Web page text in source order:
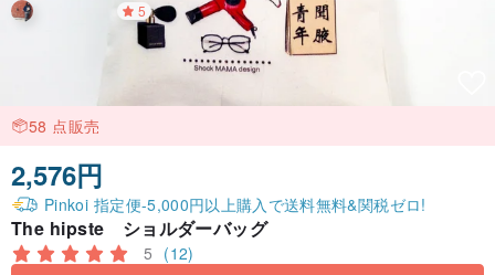
5
58 点販売
2,576円
Pinkoi 指定便-5,000円以上購入で送料無料&関税ゼロ!
The hipste ショルダーバッグ
5 (12)